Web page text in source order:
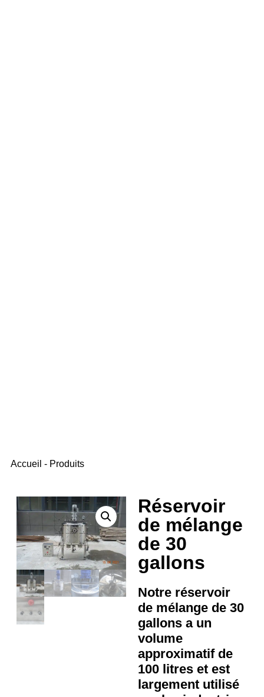
Accueil - Produits
Réservoir
de mélange
de 30
gallons
Notre réservoir
de mélange de 30
gallons a un
volume
approximatif de
100 litres et est
largement utilisé